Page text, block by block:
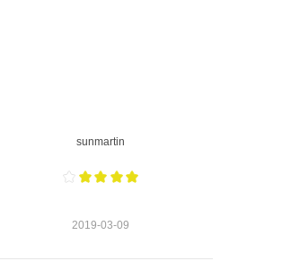
sunmartin
2019-03-09